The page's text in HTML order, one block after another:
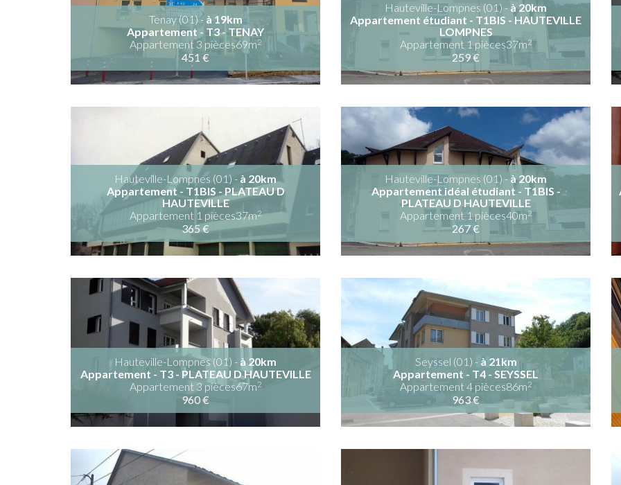
Tenay (01) - à 19km
Appartement - T3 - TENAY
Appartement 3 pièces69m2
451 €
Hauteville-Lompnes (01) - à 20km
Appartement étudiant - T1BIS - HAUTEVILLE
LOMPNES
Appartement 1 pièces37m2
259 €
Hauteville-Lompnes (01) - à 20km
Appartement - T1BIS - PLATEAU D
HAUTEVILLE
Appartement 1 pièces37m2
365 €
Hauteville-Lompnes (01) - à 20km
Appartement idéal étudiant - T1BIS -
PLATEAU D HAUTEVILLE
Appartement 1 pièces40m2
267 €
Hauteville-Lompnes (01) - à 20km
Appartement - T3 - PLATEAU D HAUTEVILLE
Appartement 3 pièces67m2
960 €
Seyssel (01) - à 21km
Appartement - T4 - SEYSSEL
Appartement 4 pièces86m2
963 €